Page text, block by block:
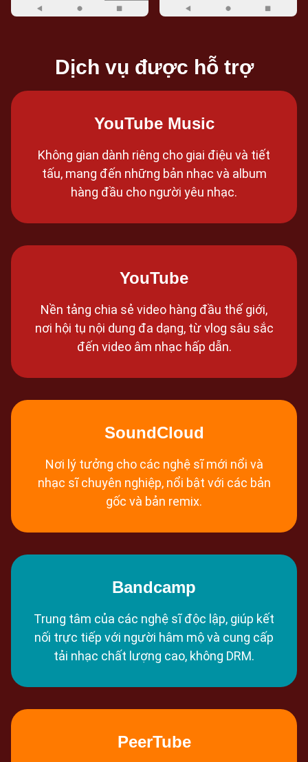
Dịch vụ được hỗ trợ
YouTube Music
Không gian dành riêng cho giai điệu và tiết
tấu, mang đến những bản nhạc và album
hàng đầu cho người yêu nhạc.
YouTube
Nền tảng chia sẻ video hàng đầu thế giới,
nơi hội tụ nội dung đa dạng, từ vlog sâu sắc
đến video âm nhạc hấp dẫn.
SoundCloud
Nơi lý tưởng cho các nghệ sĩ mới nổi và
nhạc sĩ chuyên nghiệp, nổi bật với các bản
gốc và bản remix.
Bandcamp
Trung tâm của các nghệ sĩ độc lập, giúp kết
nối trực tiếp với người hâm mộ và cung cấp
tải nhạc chất lượng cao, không DRM.
PeerTube